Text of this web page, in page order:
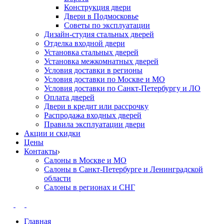
Конструкция двери
Двери в Подмосковье
Cоветы по эксплуатации
Дизайн-студия стальных дверей
Отделка входной двери
Установка стальных дверей
Установка межкомнатных дверей
Условия доставки в регионы
Условия доставки по Москве и МО
Условия доставки по Санкт-Петербургу и ЛО
Оплата дверей
Двери в кредит или рассрочку
Распродажа входных дверей
Правила эксплуатации двери
Акции и скидки
Цены
Контакты
Салоны в Москве и МО
Салоны в Санкт-Петербурге и Ленинградской
области
Салоны в регионах и СНГ
Главная